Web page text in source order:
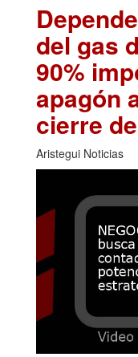
del gas
90%
apagón
cierre
Aristegui Noticias